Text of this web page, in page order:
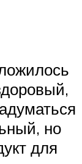
но
для